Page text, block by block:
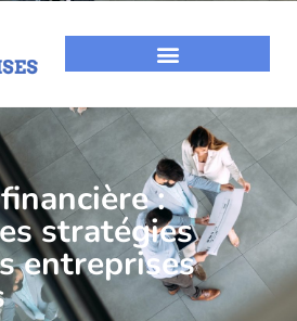
:
stratégies
entreprises